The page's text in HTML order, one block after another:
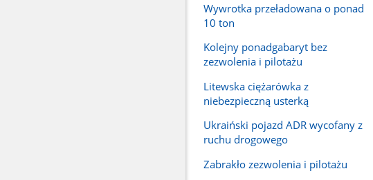
Wywrotka przeładowana o ponad
10 ton
Kolejny ponadgabaryt bez
zezwolenia i pilotażu
Litewska ciężarówka z
niebezpieczną usterką
Ukraiński pojazd ADR wycofany z
ruchu drogowego
Zabrakło zezwolenia i pilotażu